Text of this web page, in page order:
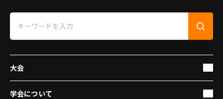
大会
学会について